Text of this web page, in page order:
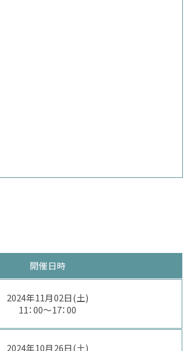
開催日時
2024年11月02日(土)
11：00～17：00
2024年10月26日(土)